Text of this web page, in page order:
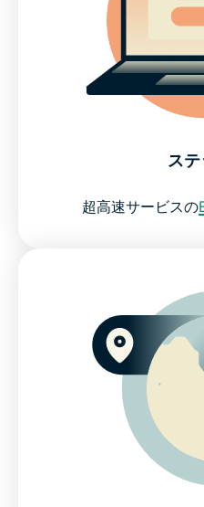
個人情報を保護
ExpressVPNが選ばれる理
リスクフリーでオンライ
ステ
超高速サービスの